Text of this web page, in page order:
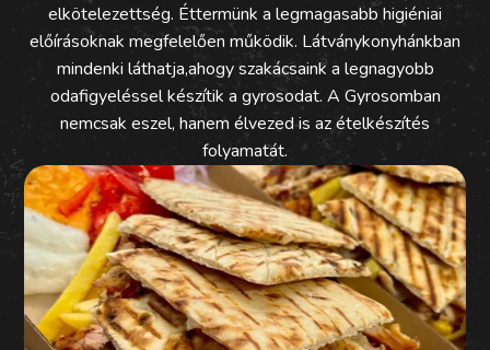
elkötelezettség. Éttermünk a legmagasabb higiéniai
előírásoknak megfelelően működik. Látványkonyhánkban
mindenki láthatja,ahogy szakácsaink a legnagyobb
odafigyeléssel készítik a gyrosodat. A Gyrosomban
nemcsak eszel, hanem élvezed is az ételkészítés
folyamatát.